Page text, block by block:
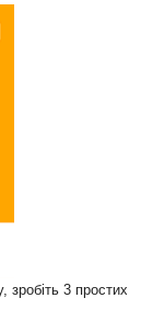
3 простих